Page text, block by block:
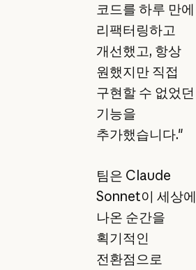
코드를 하루 만에
리팩터링하고
개선했고, 항상
원했지만 직접
구현할 수 없었던
기능을
추가했습니다."
팀은 Claude
Sonnet이 세상에
나온 순간을
획기적인
전환점으로